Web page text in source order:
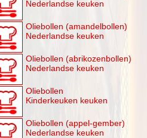
Nederlandse keuken
Oliebollen (amandelbollen)
Nederlandse keuken
Oliebollen (abrikozenbollen)
Nederlandse keuken
Oliebollen
Kinderkeuken keuken
Oliebollen (appel-gember)
Nederlandse keuken